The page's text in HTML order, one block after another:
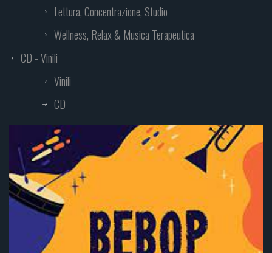
Lettura, Concentrazione, Studio
Wellness, Relax & Musica Terapeutica
CD - Vinili
Vinili
CD